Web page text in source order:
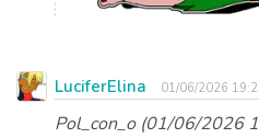
LuciferElina 01/06/2026
Pol_con_o (01/06/2026